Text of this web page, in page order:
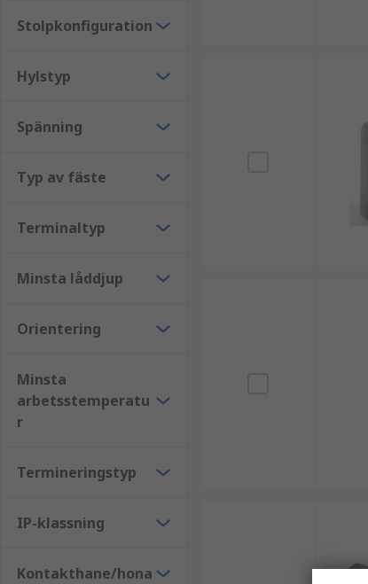
Stolpkonfiguration
Hylstyp
Spänning
Typ av fäste
Terminaltyp
Minsta låddjup
Orientering
Minsta
arbetsstemperatu
r
Termineringstyp
IP-klassning
Kontakthane/hona